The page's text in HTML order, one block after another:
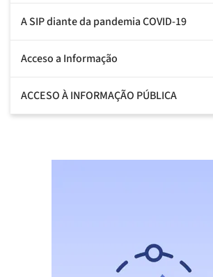
A SIP diante da pandemia COVID-19
Acceso a Informação
ACCESO À INFORMAÇÃO PÚBLICA